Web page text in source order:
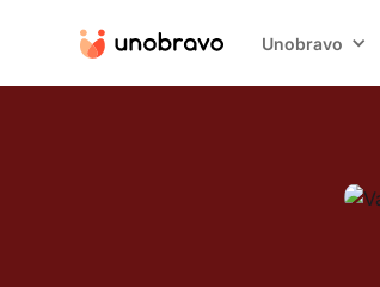
Unobravo